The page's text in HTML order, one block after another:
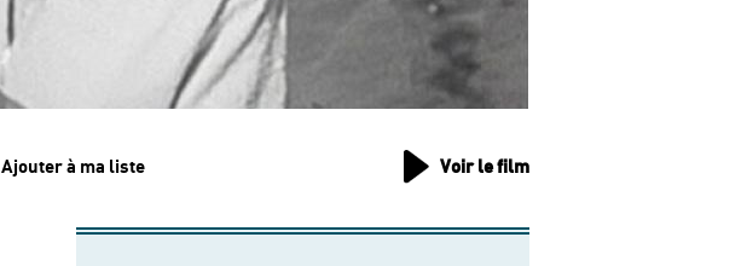
Ajouter à ma liste Voir le film